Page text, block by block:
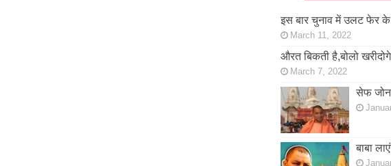
इस बार चुनाव में उलट फेर के
March 11, 2022
औरत बिकती है,बोलो
March 7, 2022
सेफ जोन
बाबा